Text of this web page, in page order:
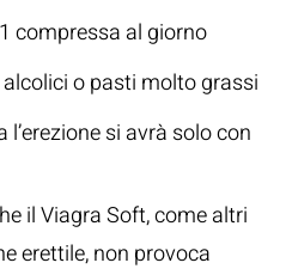
compressa al giorno
o pasti molto grassi
l’erezione si avrà solo con
il Viagra Soft, come altri
erettile, non provoca